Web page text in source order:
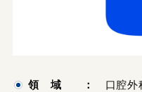
領 域 ： 口腔外